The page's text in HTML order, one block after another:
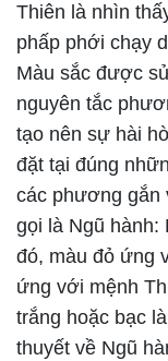
Thiên là nhìn
phấp phới chạy
Màu sắc được
nguyên tắc
tạo nên sự hài
đặt tại đúng
các phương gắn
gọi là Ngũ hành:
đó, màu đỏ ứng
ứng với mệnh
trắng hoặc bạc
thuyết về Ngũ